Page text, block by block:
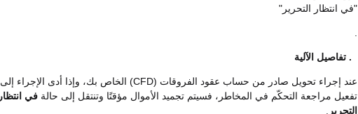
"في انتظار التحرير"
عند إجراء تحويل صادر من حساب عقود الفروقات (CFD) الخاص بك، وإذا أدى الإجراء إلى
تفعيل مراجعة التحكّم في المخاطر، فسيتم تجميد الأموال مؤقتًا وتنتقل إلى حالة في انتظار
التحرير